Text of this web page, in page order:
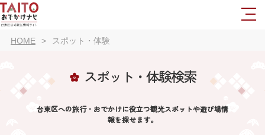
HOME スポット・体験
スポット・体験検索
台東区への旅行・おでかけに役立つ観光スポットや遊び場情
報を探せます。